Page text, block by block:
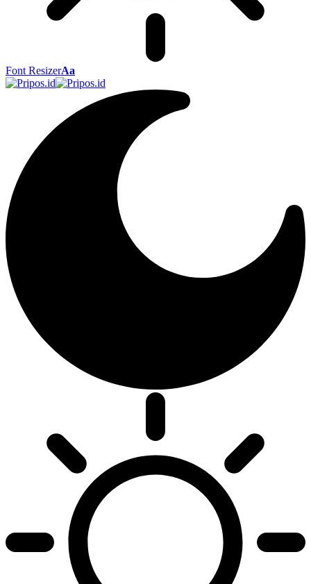
Font ResizerAa